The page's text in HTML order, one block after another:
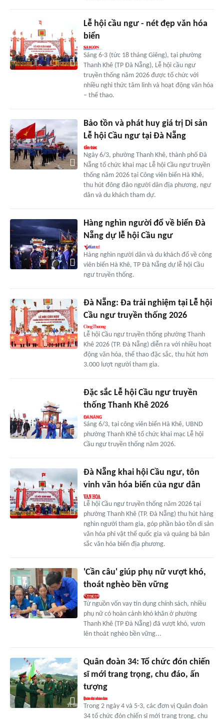
Lễ hội cầu ngư - nét đẹp văn hóa
biển
Sáng 6-3 (tức 18 tháng Giêng), tại phường
Thanh Khê (TP Đà Nẵng), Lễ hội cầu ngư
truyền thống năm 2026 được tổ chức với
nhiều nghi thức tâm linh và hoạt động văn hóa
– thể thao.
Bảo tồn và phát huy giá trị Di sản
Lễ hội Cầu ngư tại Đà Nẵng
Ngày 6/3, phường Thanh Khê, thành phố Đà
Nẵng tổ chức khai mạc Lễ hội Cầu ngư truyền
thống năm 2026 tại Công viên biển Hà Khê,
thu hút đông đảo người dân địa phương, ngư
dân và du khách tham dự.
Hàng nghìn người đổ về biển Đà
Nẵng dự lễ hội Cầu ngư
Hàng nghìn người dân và du khách đổ về công
viên biển Hà Khê, TP Đà Nẵng dự lễ hội Cầu
ngư truyền thống.
Đà Nẵng: Đa trải nghiệm tại Lễ hội
Cầu ngư truyền thống 2026
Lễ hội Cầu ngư truyền thống phường Thanh
Khê 2026 (TP. Đà Nẵng) diễn ra với nhiều hoạt
động văn hóa, thể thao đặc sắc, thu hút hơn
3.000 lượt người tham gia.
Đặc sắc Lễ hội Cầu ngư truyền
thống Thanh Khê 2026
Sáng 6/3, tại công viên biển Hà Khê, UBND
phường Thanh Khê tổ chức khai mạc Lễ hội
Cầu ngư truyền thống năm 2026.
Đà Nẵng khai hội Cầu ngư, tôn
vinh văn hóa biển của ngư dân
Lễ hội Cầu ngư truyền thống năm 2026 tại
phường Thanh Khê (TP. Đà Nẵng) thu hút hàng
nghìn người tham gia, góp phần bảo tồn di sản
văn hóa phi vật thể quốc gia và quảng bá bản
sắc văn hóa biển địa phương.
'Cần câu' giúp phụ nữ vượt khó,
thoát nghèo bền vững
Từ nguồn vốn vay tín dụng chính sách, nhiều
phụ nữ có hoàn cảnh khó khăn ở phường
Thanh Khê (TP Đà Nẵng) đã vượt khó, vươn
lên thoát nghèo bền vững...
Quân đoàn 34: Tổ chức đón chiến
sĩ mới trang trọng, chu đáo, ấn
tượng
Trong 2 ngày 4 và 5-3, các đơn vị Quân đoàn
34 tổ chức đón chiến sĩ mới trang trọng, chu